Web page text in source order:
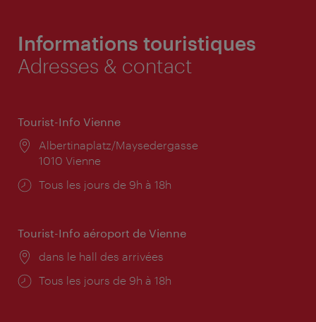
Informations touristiques
Adresses & contact
Tourist-Info Vienne
Lieu:
Albertinaplatz/Maysedergasse
1010 Vienne
Horaires
Tous les jours de 9h à 18h
Tourist-Info aéroport de Vienne
Lieu:
dans le hall des arrivées
Horaires
Tous les jours de 9h à 18h